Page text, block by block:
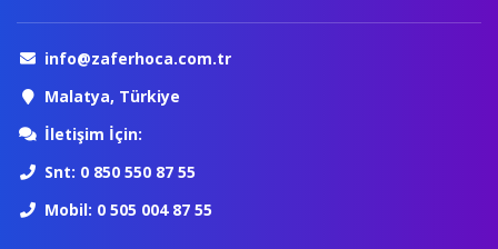
info@zaferhoca.com.tr
Malatya, Türkiye
İletişim İçin:
Snt: 0 850 550 87 55
Mobil: 0 505 004 87 55